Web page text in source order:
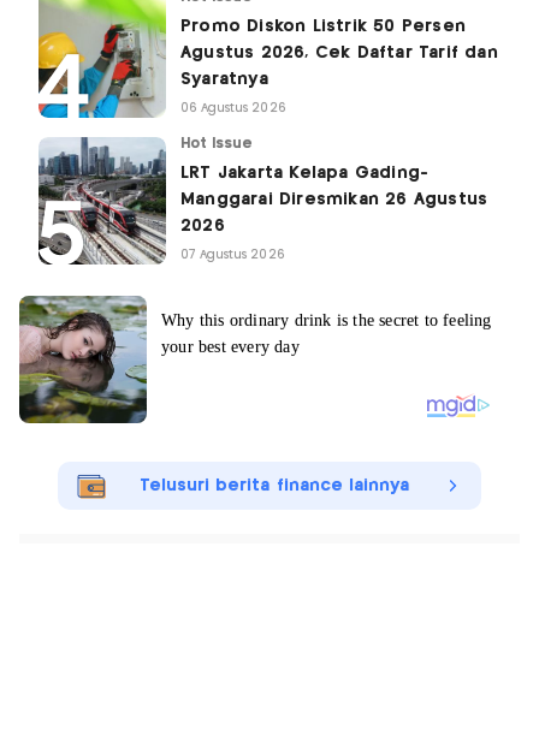
Promo Diskon Listrik 50 Persen
Agustus 2026, Cek Daftar Tarif dan
Syaratnya
06 Agustus 2026
Hot Issue
LRT Jakarta Kelapa Gading-
Manggarai Diresmikan 26 Agustus
2026
07 Agustus 2026
Telusuri berita finance lainnya